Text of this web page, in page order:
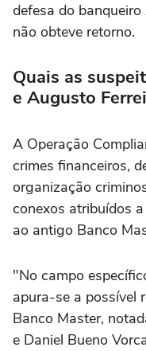
defesa do
não obteve retorno.
Quais as
e Augusto
A Operação
crimes financeiros,
organização
conexos atribuídos
ao antigo Banco
"No campo
apura-se a possível
Banco Master,
e Daniel Bueno